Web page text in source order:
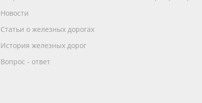
Новости
Статьи о железных дорогах
История железных дорог
Вопрос - ответ